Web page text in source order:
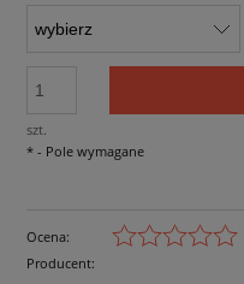
szt.
* - Pole wymagane
Ocena:
Producent: